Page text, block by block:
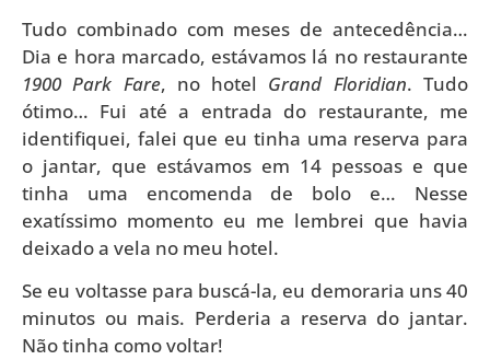
Tudo combinado com meses de antecedência…
Dia e hora marcado, estávamos lá no restaurante
1900 Park Fare, no hotel Grand Floridian. Tudo
ótimo… Fui até a entrada do restaurante, me
identifiquei, falei que eu tinha uma reserva para
o jantar, que estávamos em 14 pessoas e que
tinha uma encomenda de bolo e… Nesse
exatíssimo momento eu me lembrei que havia
deixado a vela no meu hotel.
Se eu voltasse para buscá-la, eu demoraria uns 40
minutos ou mais. Perderia a reserva do jantar.
Não tinha como voltar!